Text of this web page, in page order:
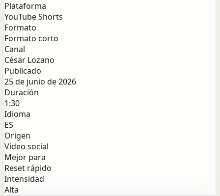
Plataforma
YouTube Shorts
Formato
Formato corto
Canal
César Lozano
Publicado
25 de junio de 2026
Duración
1:30
Idioma
ES
Origen
Video social
Mejor para
Reset rápido
Intensidad
Alta